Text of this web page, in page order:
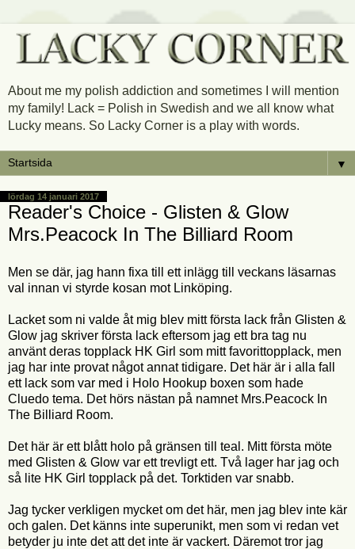
About me my polish addiction and sometimes I will mention
my family! Lack = Polish in Swedish and we all know what
Lucky means. So Lacky Corner is a play with words.
▼
lördag 14 januari 2017
Reader's Choice - Glisten & Glow
Mrs.Peacock In The Billiard Room
Men se där, jag hann fixa till ett inlägg till veckans läsarnas
val innan vi styrde kosan mot Linköping.
Lacket som ni valde åt mig blev mitt första lack från Glisten &
Glow jag skriver första lack eftersom jag ett bra tag nu
använt deras topplack HK Girl som mitt favorittopplack, men
jag har inte provat något annat tidigare. Det här är i alla fall
ett lack som var med i Holo Hookup boxen som hade
Cluedo tema. Det hörs nästan på namnet Mrs.Peacock In
The Billiard Room.
Det här är ett blått holo på gränsen till teal. Mitt första möte
med Glisten & Glow var ett trevligt ett. Två lager har jag och
så lite HK Girl topplack på det. Torktiden var snabb.
Jag tycker verkligen mycket om det här, men jag blev inte kär
och galen. Det känns inte superunikt, men som vi redan vet
betyder ju inte det att det inte är vackert. Däremot tror jag